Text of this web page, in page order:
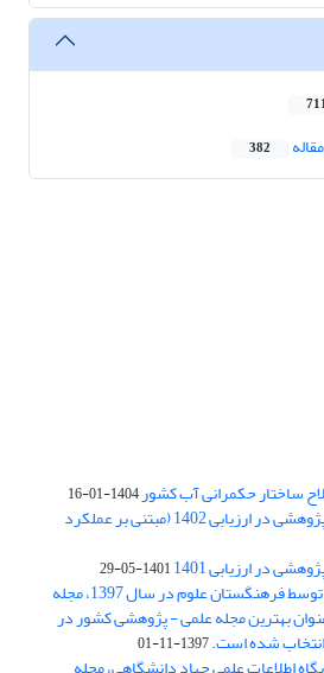
382
ساختار حکمرانی آب کشور1404-01-16
کسب رتبه الف مجلات علمی پژوهشی در ارزیابی 1402 (مبتنی بر عملکرد
در ارزیابی 1401 1401-05-29
بر اساس ارزیابی انجام شده توسط فرهنگستان علوم در سال 1397، مجله
بهترین مجله علمی - پژوهشی کشور در
شده است.1397-11-01